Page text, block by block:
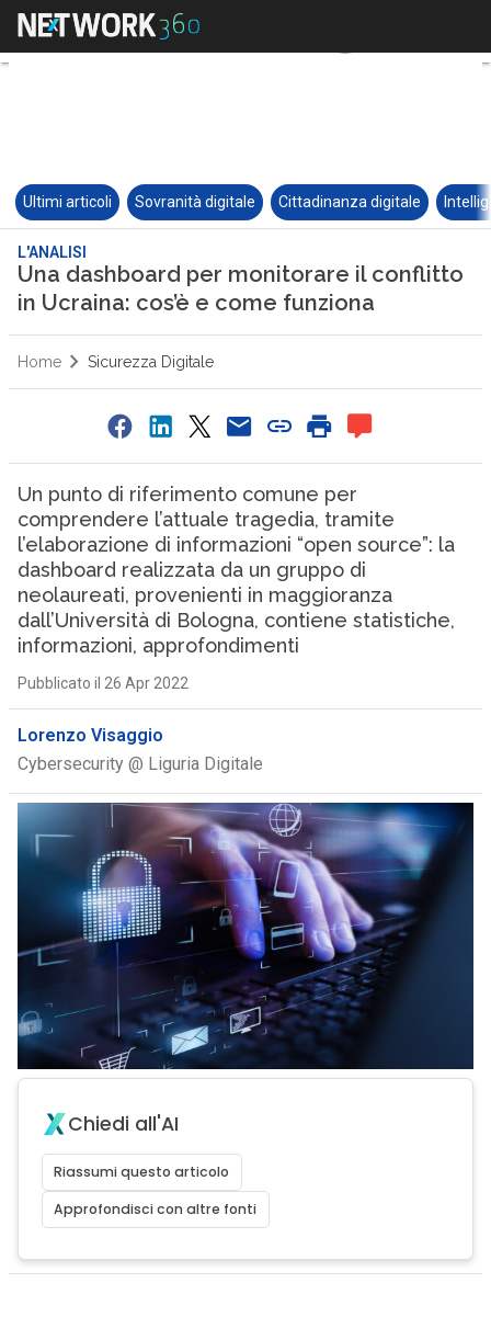
Ultimi articoli Sovranità digitale Cittadinanza digitale
L'ANALISI
Una dashboard per monitorare il conflitto
in Ucraina: cos’è e come funziona
Home Sicurezza Digitale
Un punto di riferimento comune per
comprendere l’attuale tragedia, tramite
l’elaborazione di informazioni “open source”: la
dashboard realizzata da un gruppo di
neolaureati, provenienti in maggioranza
dall’Università di Bologna, contiene statistiche,
informazioni, approfondimenti
Pubblicato il 26 Apr 2022
Lorenzo Visaggio
Cybersecurity @ Liguria Digitale
Chiedi all'AI
Riassumi questo articolo
Approfondisci con altre fonti